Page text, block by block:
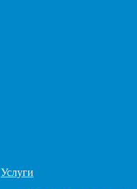
Услуги